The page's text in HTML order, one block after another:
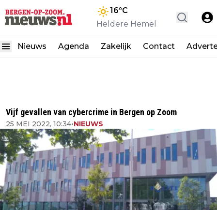
16°C
Heldere Hemel
Nieuws Agenda Zakelijk Contact
Vijf gevallen van cybercrime in Bergen op Zoom
25 MEI 2022, 10:34•NIEUWS